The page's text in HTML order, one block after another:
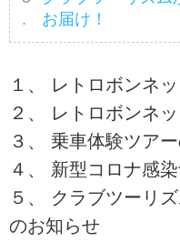
お届け！
１、 レトロボンネッ
２、 レトロボンネ
３、 乗車体験ツア
４、 新型コロナ感
５、 クラブツーリ
のお知らせ